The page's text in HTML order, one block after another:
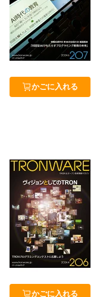
かごに入れる
かごに入れる